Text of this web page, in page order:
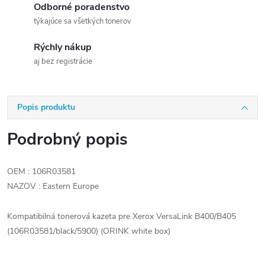
Odborné poradenstvo
týkajúce sa všetkých tonerov
Rýchly nákup
aj bez registrácie
Popis produktu
Podrobný popis
OEM : 106R03581
NAZOV : Eastern Europe
Kompatibilná tonerová kazeta pre Xerox VersaLink B400/B405
(106R03581/black/5900) (ORINK white box)